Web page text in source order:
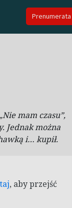
Prenumerata
mam czasu”,
Jednak można
i… kupił.
, aby przejść